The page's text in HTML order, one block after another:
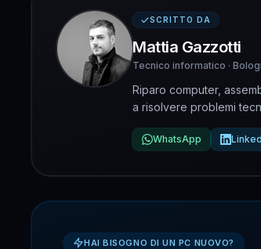
SCRITTO DA
Mattia Gazzotti
Tecnico informatico ·
Riparo computer,
a risolvere problemi
WhatsApp
HAI BISOGNO DI UN PC NUOVO?